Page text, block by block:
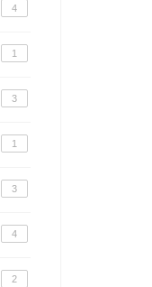
4
1
3
1
3
4
2